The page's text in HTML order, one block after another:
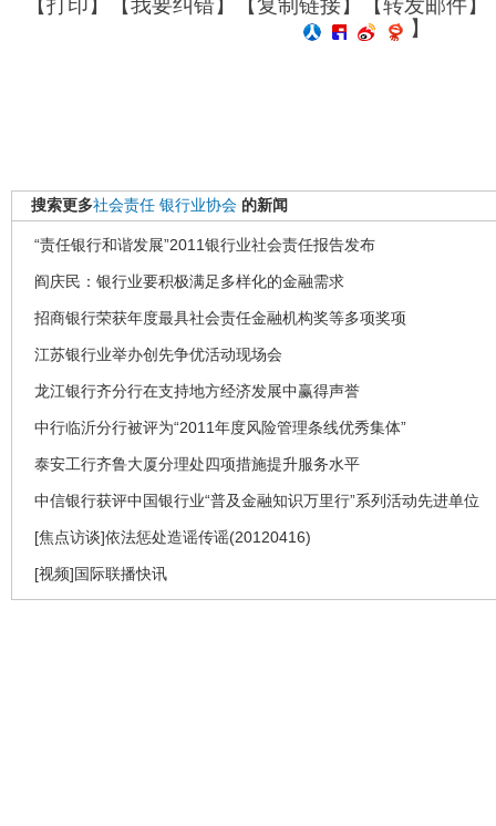
【打印】【我要纠错】【复制链接】【转发邮件】
】
搜索更多社会责任 银行业协会 的新闻
“责任银行和谐发展”2011银行业社会责任报告发布
阎庆民：银行业要积极满足多样化的金融需求
招商银行荣获年度最具社会责任金融机构奖等多项奖项
江苏银行业举办创先争优活动现场会
龙江银行齐分行在支持地方经济发展中赢得声誉
中行临沂分行被评为“2011年度风险管理条线优秀集体”
泰安工行齐鲁大厦分理处四项措施提升服务水平
中信银行获评中国银行业“普及金融知识万里行”系列活动先进单位
[焦点访谈]依法惩处造谣传谣(20120416)
[视频]国际联播快讯